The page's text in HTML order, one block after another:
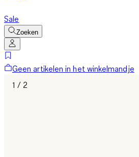
Sale
Zoeken
Geen artikelen in het winkelmandje
1 / 2